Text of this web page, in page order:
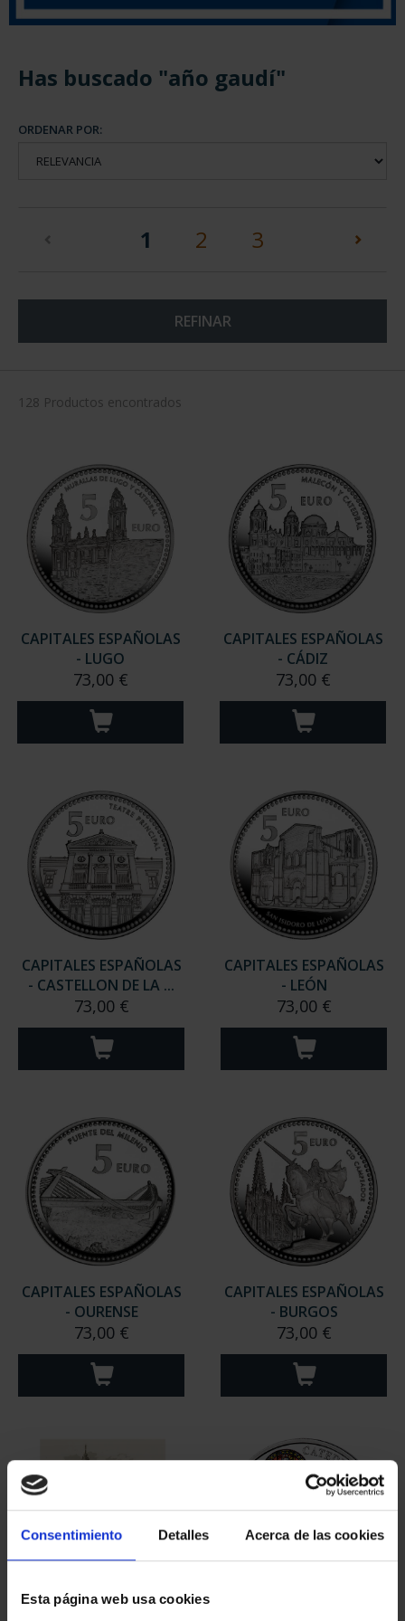
Consentimiento Detalles Acerca de las cookies
Esta página web usa cookies
Has buscado "año gaudí"
ORDENAR POR:
1 (current)
2 3
REFINAR
128 Productos encontrados
CAPITALES ESPAÑOLAS
- LUGO
73,00 €
CAPITALES ESPAÑOLAS
- CÁDIZ
73,00 €
CAPITALES ESPAÑOLAS
- CASTELLON DE LA ...
73,00 €
CAPITALES ESPAÑOLAS
- LEÓN
73,00 €
CAPITALES ESPAÑOLAS
- OURENSE
73,00 €
CAPITALES ESPAÑOLAS
- BURGOS
73,00 €